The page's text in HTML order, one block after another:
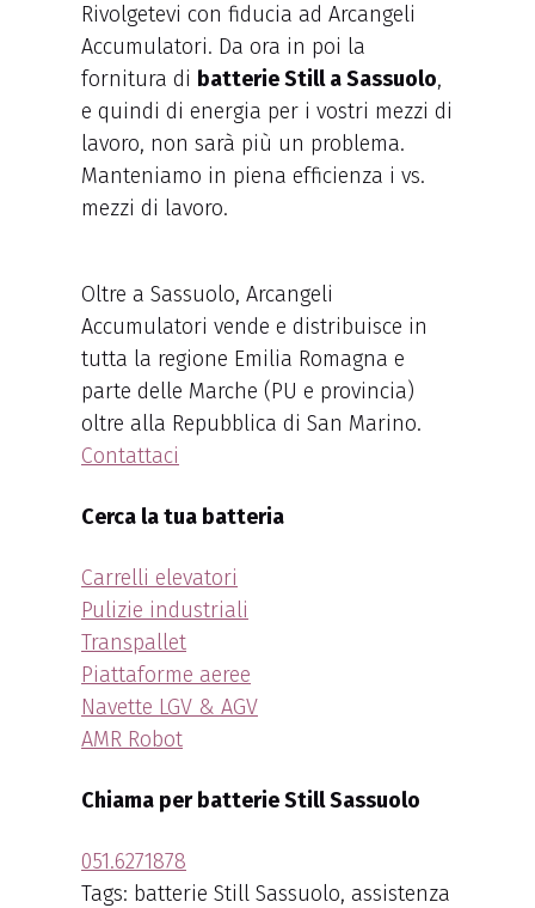
Rivolgetevi con fiducia ad Arcangeli
Accumulatori. Da ora in poi la
fornitura di batterie Still a Sassuolo,
e quindi di energia per i vostri mezzi di
lavoro, non sarà più un problema.
Manteniamo in piena efficienza i vs.
mezzi di lavoro.
Oltre a Sassuolo, Arcangeli
Accumulatori vende e distribuisce in
tutta la regione Emilia Romagna e
parte delle Marche (PU e provincia)
oltre alla Repubblica di San Marino.
Contattaci
Cerca la tua batteria
Carrelli elevatori
Pulizie industriali
Transpallet
Piattaforme aeree
Navette LGV & AGV
AMR Robot
Chiama per batterie Still Sassuolo
051.6271878
Tags: batterie Still Sassuolo, assistenza